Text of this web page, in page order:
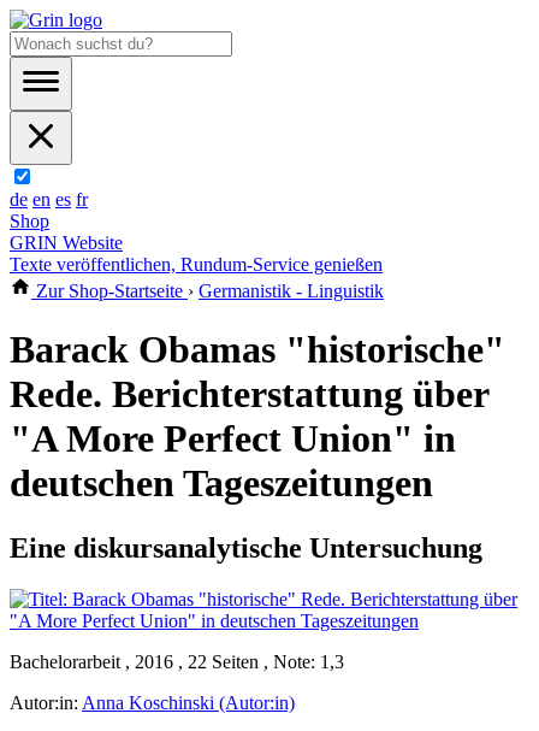
de en es fr
Shop
GRIN Website
Texte veröffentlichen, Rundum-Service genießen
Zur Shop-Startseite › Germanistik - Linguistik
Barack Obamas "historische"
Rede. Berichterstattung über
"A More Perfect Union" in
deutschen Tageszeitungen
Eine diskursanalytische Untersuchung
Bachelorarbeit , 2016 , 22 Seiten , Note: 1,3
Autor:in: Anna Koschinski (Autor:in)